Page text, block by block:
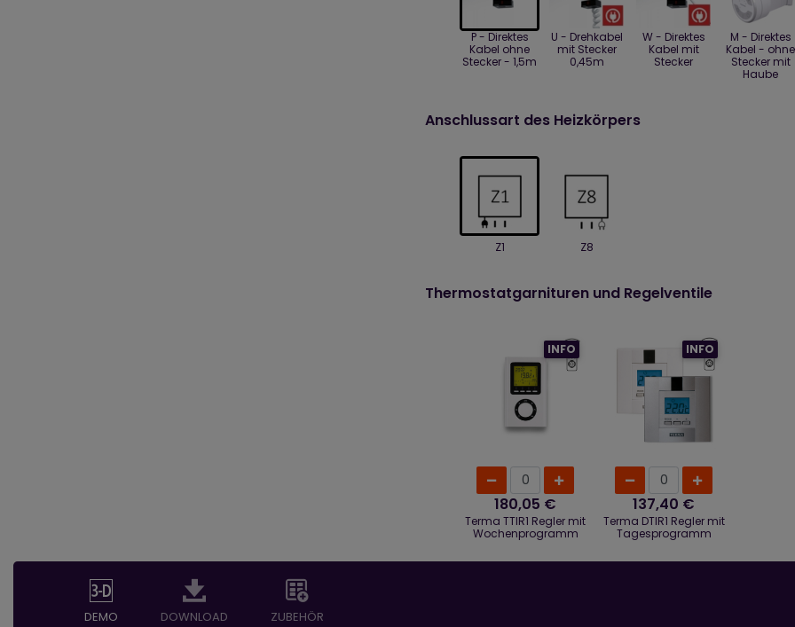
P - Direktes
Kabel ohne
Stecker - 1,5m
U - Drehkabel
mit Stecker
0,45m
W - Direktes
Kabel mit
Stecker
M - Direktes
Kabel - ohne
Stecker mit
Haube
Anschlussart des Heizkörpers
Z1 Z8
Thermostatgarnituren und Regelventile
INFO
180,05 €
Terma TTIR1 Regler mit
Wochenprogramm
INFO
137,40 €
Terma DTIR1 Regler mit
Tagesprogramm
DEMO DOWNLOAD ZUBEHÖR